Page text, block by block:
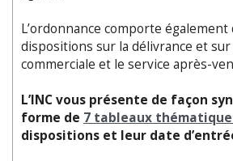
L’ordonnance comporte également
dispositions sur la délivrance et
commerciale et le service après-
L’INC vous présente de façon
forme de 7 tableaux
dispositions et leur date